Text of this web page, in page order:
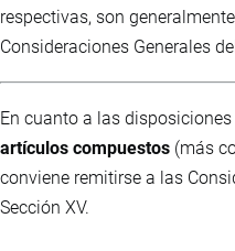
respectivas, son
Consideraciones Generales del
En cuanto a las
artículos compuestos (más
conviene remitirse a las
Sección XV.